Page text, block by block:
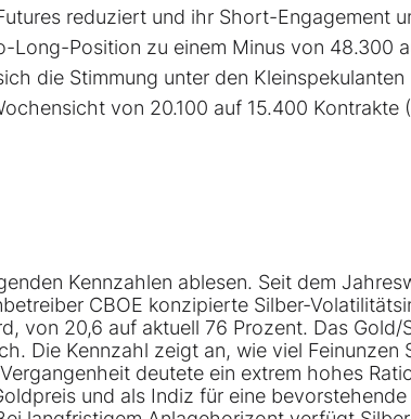
reduziert und ihr Short-Engagement
Position zu einem Minus von 48.300
die Stimmung unter den
von 20.100 auf 15.400 Kontrakte
Kennzahlen ablesen. Seit dem
CBOE konzipierte Silber-
von 20,6 auf aktuell 76 Prozent. Das Gold/
Die Kennzahl zeigt an, wie viel Feinunzen
deutete ein extrem hohes
und als Indiz für eine bevorstehende